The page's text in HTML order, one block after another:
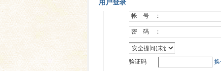
用户登录
帐 号 ：
密 码 ：
验证码